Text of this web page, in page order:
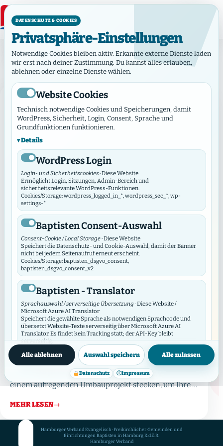
Tag: 24. Oktober 2023
Tag:24. Oktober 2023
Oktober 24, 2023·Aktuelles,Information
Unsere Website im Umbau
Willkommen auf der neuen und verbesserten
Website des Hamburger Verbands! Wir freuen uns,
Ihnen mitteilen zu können, dass wir gerade mitten in
einem aufregenden Umbauprojekt stecken, um Ihre …
MEHR LESEN→
Hamburger Verband Evangelisch-Freikirchlicher Gemeinden und
Einrichtungen Baptisten in Hamburg K.d.ö.R.
Hamburger Verband
DATENSCHUTZ & COOKIES
Privatsphäre-Einstellungen
Notwendige Cookies bleiben aktiv. Erkannte externe Dienste laden
wir erst nach deiner Zustimmung. Du kannst alles erlauben,
ablehnen oder einzelne Dienste wählen.
Website Cookies
Technisch notwendige Cookies und Speicherungen, damit
WordPress, Sicherheit, Login, Consent, Sprache und
Grundfunktionen funktionieren.
Details
WordPress Login
Login- und Sicherheitscookies· Diese Website
Ermöglicht Login, Sitzungen, Admin-Bereich und
sicherheitsrelevante WordPress-Funktionen.
Cookies/Storage: wordpress_logged_in_*, wordpress_sec_*, wp-
settings-*
Baptisten Consent-Auswahl
Consent-Cookie / Local Storage· Diese Website
Speichert die Datenschutz- und Cookie-Auswahl, damit der Banner
nicht bei jedem Seitenaufruf erneut erscheint.
Cookies/Storage: baptisten_dsgvo_consent,
baptisten_dsgvo_consent_v2
Baptisten - Translator
Sprachauswahl / serverseitige Übersetzung · Diese Website /
Microsoft Azure AI Translator
Speichert die gewählte Sprache als notwendigen Sprachcode und
übersetzt Website-Texte serverseitig über Microsoft Azure AI
Translator. Es findet kein Tracking statt; der API-Key bleibt
serverseitig.
Cookies/Storage: prxenon_ai_translator_lang Datenschutzinfos
Baptisten Video Widget
Video-Consent / lokaler Speicher· Diese Website
Das Video Widget verwaltet die Zustimmung für einzelne Videos und
synchronisiert seine Auswahl mit diesem DSGVO/DSO-Modul.
bvw_video_*
Alle ablehnen Auswahl speichern Alle zulassen
Datenschutz ⓘImpressum